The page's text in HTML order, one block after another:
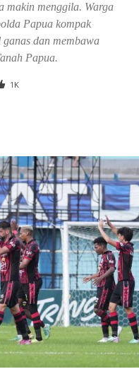
makin menggila. Warga
Papua kompak
dan membawa
Papua.
1 K